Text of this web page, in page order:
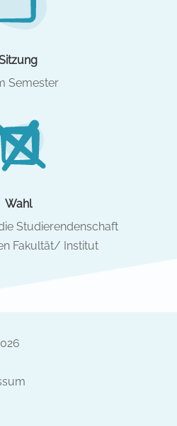
Semester
Wahl
Studierendenschaft
Fakultät/ Institut